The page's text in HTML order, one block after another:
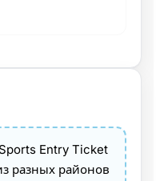
Entry Ticket
разных районов